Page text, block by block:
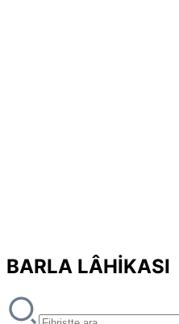
BARLA LÂHİKASI